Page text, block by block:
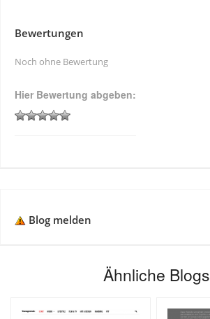
Bewertungen
Noch ohne Bewertung
Hier Bewertung abgeben:
Blog melden
Ähnliche Blogs